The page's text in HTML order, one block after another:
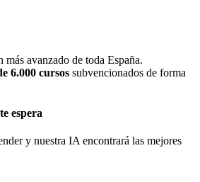
avanzado de toda España.
6.000 cursos subvencionados de forma
espera
y nuestra IA encontrará las mejores